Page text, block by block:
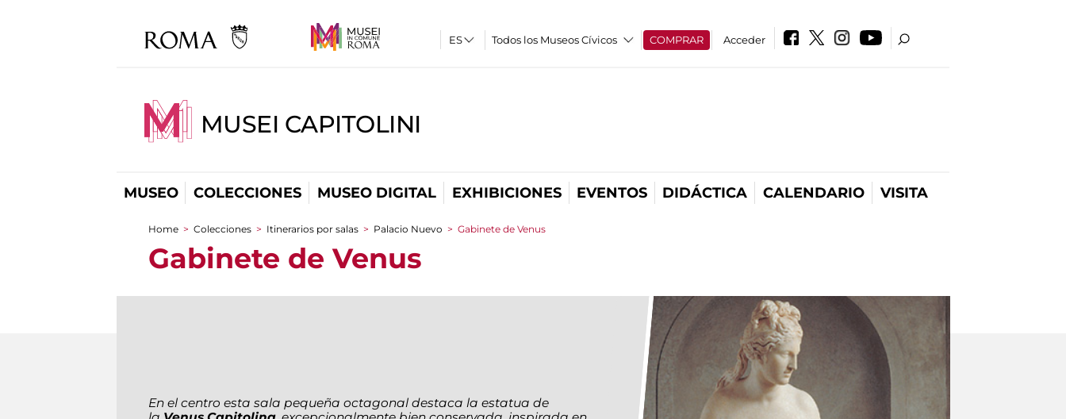
Todos los Museos Cívicos COMPRAR Acceder
MUSEI CAPITOLINI
MUSEO COLECCIONES MUSEO DIGITAL EXHIBICIONES EVENTOS DIDÁCTICA CALENDARIO VISITA
You are here
Home > Colecciones > Itinerarios por salas > Palacio Nuevo > Gabinete de Venus
Gabinete de Venus
En el centro esta sala pequeña octagonal destaca la estatua de